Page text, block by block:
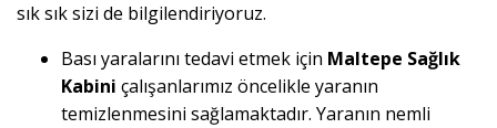
sık sık sizi de bilgilendiriyoruz.
Bası yaralarını tedavi etmek için Maltepe Sağlık
Kabini çalışanlarımız öncelikle yaranın
temizlenmesini sağlamaktadır. Yaranın nemli